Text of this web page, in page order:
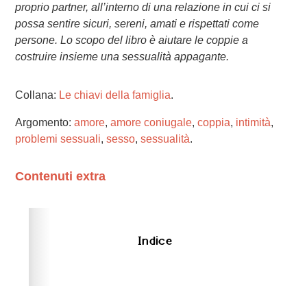
proprio partner, all’interno di una relazione in cui ci si
possa sentire sicuri, sereni, amati e rispettati come
persone. Lo scopo del libro è aiutare le coppie a
costruire insieme una sessualità appagante.
Collana: Le chiavi della famiglia.
Argomento: amore, amore coniugale, coppia, intimità,
problemi sessuali, sesso, sessualità.
Contenuti extra
documentation.